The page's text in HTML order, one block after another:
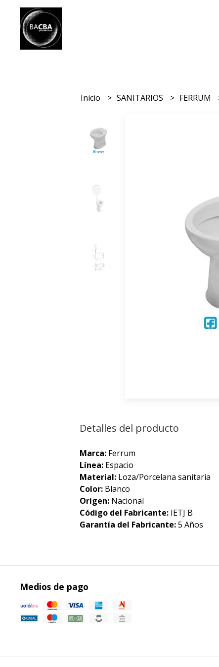
Inicio SANITARIOS FERRUM
Detalles del producto
Marca: Ferrum
Línea: Espacio
Material: Loza/Porcelana sanitaria
Color: Blanco
Origen: Nacional
Código del Fabricante: IETJ B
Garantía del Fabricante:5 Años
Medios de pago